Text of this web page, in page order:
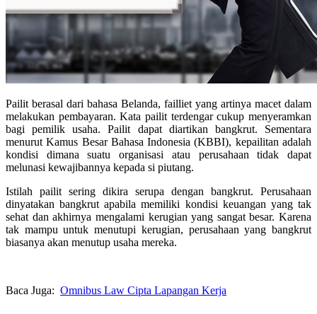
Pailit berasal dari bahasa Belanda, failliet yang artinya macet dalam
melakukan pembayaran.Kata pailit terdengar cukup menyeramkan
bagi pemilik usaha. Pailit dapat diartikan bangkrut. Sementara
menurut Kamus Besar Bahasa Indonesia (KBBI), kepailitan adalah
kondisi dimana suatu organisasi atau perusahaan tidak dapat
melunasi kewajibannya kepada si piutang.
Istilah pailit sering dikira serupa dengan bangkrut. Perusahaan
dinyatakan bangkrut apabila memiliki kondisi keuangan yang tak
sehat dan akhirnya mengalami kerugian yang sangat besar. Karena
tak mampu untuk menutupi kerugian, perusahaan yang bangkrut
biasanya akan menutup usaha mereka.
Baca Juga: Omnibus Law Cipta Lapangan Kerja